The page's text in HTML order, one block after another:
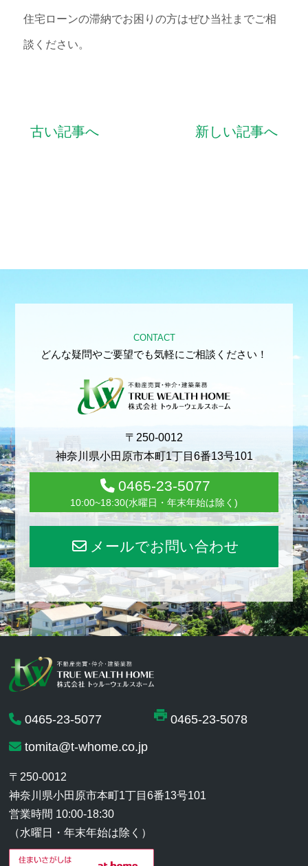
住宅ローンの滞納でお困りの方はぜひ当社までご相
談ください。
古い記事へ 新しい記事へ
CONTACT
どんな疑問やご要望でも気軽にご相談ください！
〒250-0012
神奈川県小田原市本町1丁目6番13号101
0465-23-5077
10:00~18:30(水曜日・年末年始は除く)
メールでお問い合わせ
0465-23-5077
0465-23-5078
tomita@t-whome.co.jp
〒250-0012
神奈川県小田原市本町1丁目6番13号101
営業時間 10:00-18:30
（水曜日・年末年始は除く）